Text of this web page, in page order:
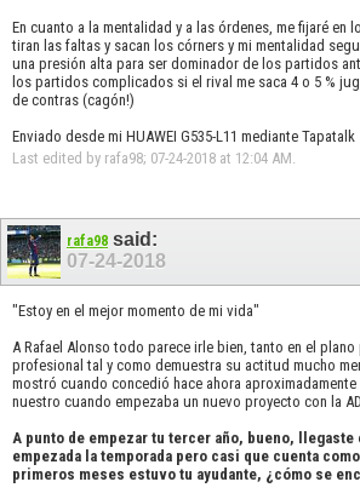
En cuanto a la mentalidad y a las órdenes, me fijaré en
tiran las faltas y sacan los córners y mi mentalidad
una presión alta para ser dominador de los partidos
los partidos complicados si el rival me saca 4 o 5 %
de contras (cagón!)
Enviado desde mi HUAWEI G535-L11 mediante Tapatalk
Last edited by rafa98; 07-24-2018 at 12:04 AM
rafa98 said:
07-24-2018
"Estoy en el mejor momento de mi vida"
A Rafael Alonso todo parece irle bien, tanto en el plano
profesional tal y como demuestra su actitud mucho
mostró cuando concedió hace ahora
nuestro cuando empezaba un nuevo proyecto con la AD
A punto de empezar tu tercer año, bueno,
empezada la temporada pero casi que cuenta
primeros meses estuvo tu ayudante, ¿cómo se